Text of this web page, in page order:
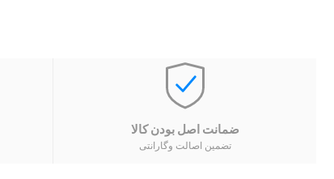
ضمانت اصل بودن کالا
تضمین اصالت وگارانتی